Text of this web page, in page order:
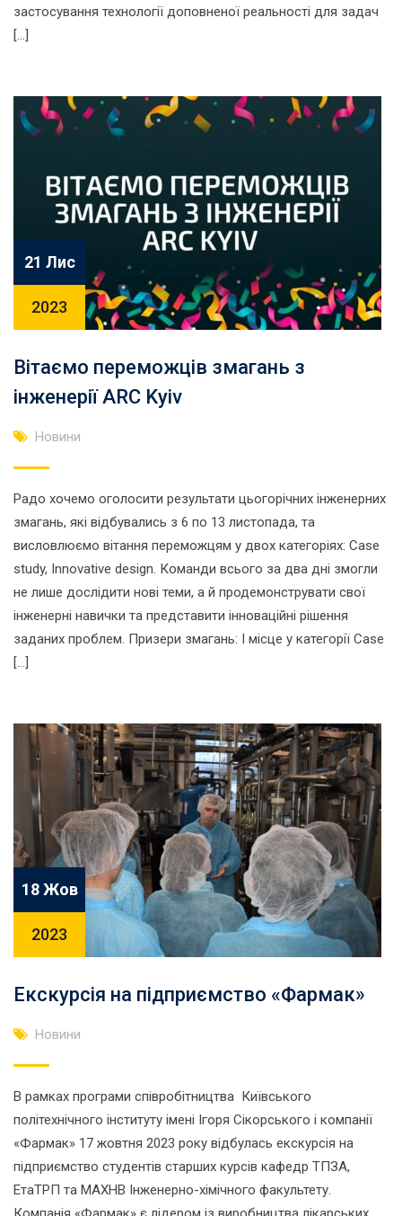
застосування технології доповненої реальності для задач
[…]
21 Лис
2023
Вітаємо переможців змагань з
інженерії ARC Kyiv
Новини
Радо хочемо оголосити результати цьогорічних інженерних
змагань, які відбувались з 6 по 13 листопада, та
висловлюємо вітання переможцям у двох категоріях: Case
study, Innovative design. Команди всього за два дні змогли
не лише дослідити нові теми, а й продемонструвати свої
інженерні навички та представити інноваційні рішення
заданих проблем. Призери змагань: І місце у категорії Case
[…]
18 Жов
2023
Екскурсія на підприємство «Фармак»
Новини
В рамках програми співробітництва Київського
політехнічного інституту імені Ігоря Сікорського і компанії
«Фармак» 17 жовтня 2023 року відбулась екскурсія на
підприємство студентів старших курсів кафедр ТПЗА,
ЕтаТРП та МАХНВ Інженерно-хімічного факультету.